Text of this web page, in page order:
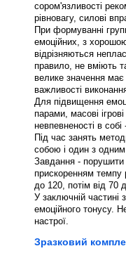
сором'язливості
рівновагу, силові
При формуванні
емоційних, з
відрізняються
правило, не вміють
велике значення має
важливості
Для підвищення
парами, масові
невпевненості в
Під час занять
собою і один з
Завдання - порушити
прискоренням темпу
до 120, потім від 70
У заключній
емоційного тонусу.
настрої.
Зразковий